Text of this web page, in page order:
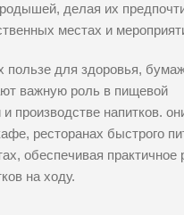
делая их
местах и
пользе для здоровья,
важную роль в пищевой
производстве напитков.
ресторанах быстрого
обеспечивая практичное
на ходу.